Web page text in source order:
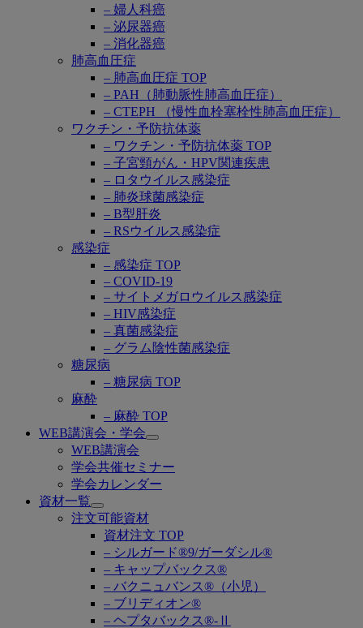
– 婦人科癌
– 泌尿器癌
– 消化器癌
肺高血圧症
– 肺高血圧症 TOP
– PAH（肺動脈性肺高血圧症）
– CTEPH （慢性血栓塞栓性肺高血圧症）
ワクチン・予防抗体薬
– ワクチン・予防抗体薬 TOP
– 子宮頸がん・HPV関連疾患
– ロタウイルス感染症
– 肺炎球菌感染症
– B型肝炎
– RSウイルス感染症
感染症
– 感染症 TOP
– COVID-19
– サイトメガロウイルス感染症
– HIV感染症
– 真菌感染症
– グラム陰性菌感染症
糖尿病
– 糖尿病 TOP
麻酔
– 麻酔 TOP
WEB講演会・学会
Open
WEB講演会
学会共催セミナー
学会カレンダー
資材一覧
Open
submenu
注文可能資材
資材注文 TOP
– シルガード®9/ガーダシル®
– キャップバックス®
– バクニュバンス®（小児）
– ブリディオン®
– ヘプタバックス®-Ⅱ